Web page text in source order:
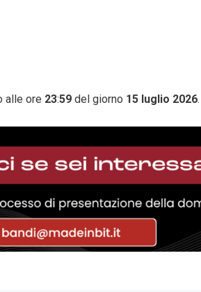
alle ore 23:59 del giorno 15 luglio 2026.